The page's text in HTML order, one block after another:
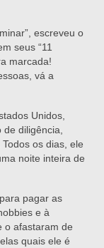
escreveu o
seus “11
marcada!
vá a
Unidos,
de diligência,
os dias, ele
noite inteira de
pagar as
e à
o afastaram de
quais ele é